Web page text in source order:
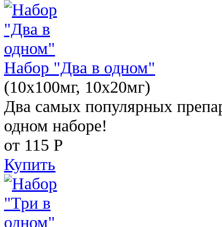
Набор "Два в одном"
(10x100мг, 10x20мг)
Два самых популярных
одном наборе!
от 115 Р
Купить